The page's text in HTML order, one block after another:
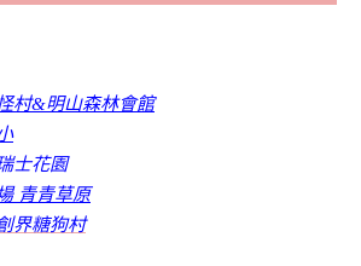
村&明山森林會館
士花園
青青草原
界糖狗村